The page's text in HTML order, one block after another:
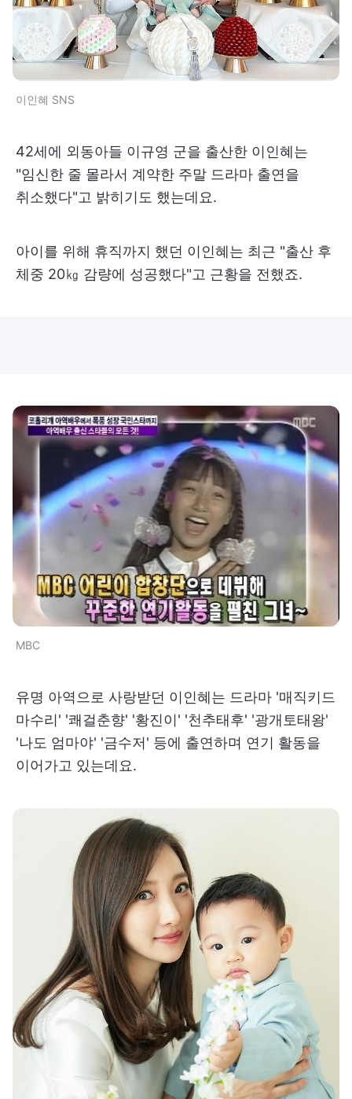
이인혜 SNS
42세에 외동아들 이규영 군을 출산한 이인혜는
"임신한 줄 몰라서 계약한 주말 드라마 출연을
취소했다"고 밝히기도 했는데요.
아이를 위해 휴직까지 했던 이인혜는 최근 "출산 후
체중 20㎏ 감량에 성공했다"고 근황을 전했죠.
MBC
유명 아역으로 사랑받던 이인혜는 드라마 '매직키드
마수리' '쾌걸춘향' '황진이' '천추태후' '광개토태왕'
'나도 엄마야' '금수저' 등에 출연하며 연기 활동을
이어가고 있는데요.